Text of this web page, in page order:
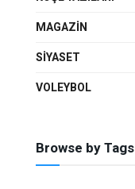
MAGAZIN
SIYASET
VOLEYBOL
Browse by Tags